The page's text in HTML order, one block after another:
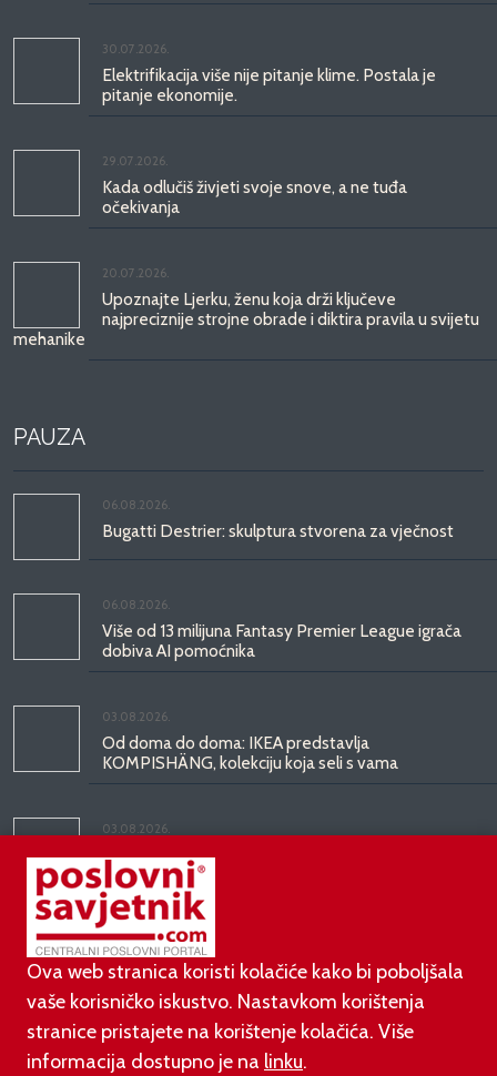
30.07.2026.
Elektrifikacija više nije pitanje klime. Postala je
pitanje ekonomije.
29.07.2026.
Kada odlučiš živjeti svoje snove, a ne tuđa
očekivanja
20.07.2026.
Upoznajte Ljerku, ženu koja drži ključeve
najpreciznije strojne obrade i diktira pravila u svijetu
mehanike
PAUZA
06.08.2026.
Bugatti Destrier: skulptura stvorena za vječnost
06.08.2026.
Više od 13 milijuna Fantasy Premier League igrača
dobiva AI pomoćnika
03.08.2026.
Od doma do doma: IKEA predstavlja
KOMPISHÄNG, kolekciju koja seli s vama
03.08.2026.
Kineski BYD predstavio luksuznu limuzinu veću od
Mercedesove S-klase, obećava domet do 1.000
kilometara
Ova web stranica koristi kolačiće kako bi poboljšala
vaše korisničko iskustvo. Nastavkom korištenja
stranice pristajete na korištenje kolačića. Više
informacija dostupno je na linku.